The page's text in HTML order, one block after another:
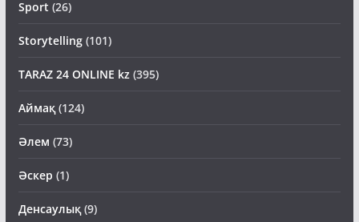
Sport (26)
Storytelling(101)
TARAZ 24 ONLINE kz(395)
Аймақ(124)
Әлем (73)
Әскер (1)
Денсаулық(9)